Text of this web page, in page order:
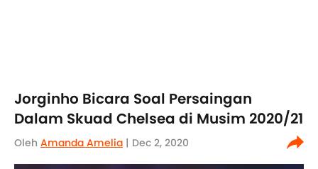
Jorginho Bicara Soal Persaingan
Dalam Skuad Chelsea di Musim 2020/21
Oleh Amanda Amelia | Dec 2, 2020